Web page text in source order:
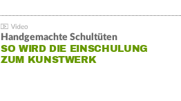
Handgemachte Schultüten
SO WIRD DIE EINSCHULUNG
ZUM KUNSTWERK